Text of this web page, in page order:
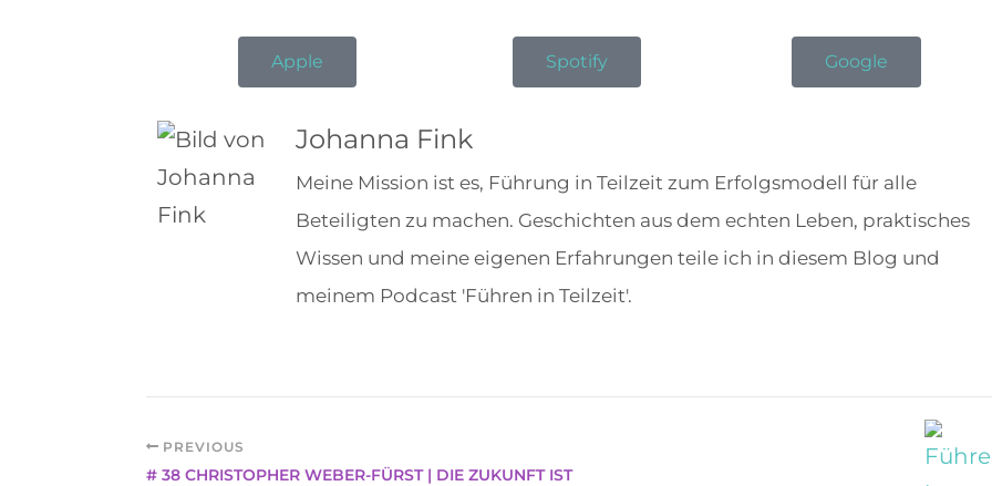
Apple Spotify Google
Johanna Fink
Meine Mission ist es, Führung in Teilzeit zum Erfolgsmodell für alle
Beteiligten zu machen. Geschichten aus dem echten Leben, praktisches
Wissen und meine eigenen Erfahrungen teile ich in diesem Blog und
meinem Podcast 'Führen in Teilzeit'.
PREVIOUS
# 38 CHRISTOPHER WEBER-FÜRST | DIE ZUKUNFT IST